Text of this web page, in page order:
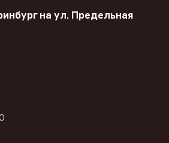
на ул. Предельная